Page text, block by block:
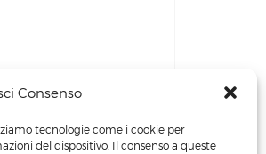
Consenso
tecnologie come i cookie per
del dispositivo. Il consenso a queste